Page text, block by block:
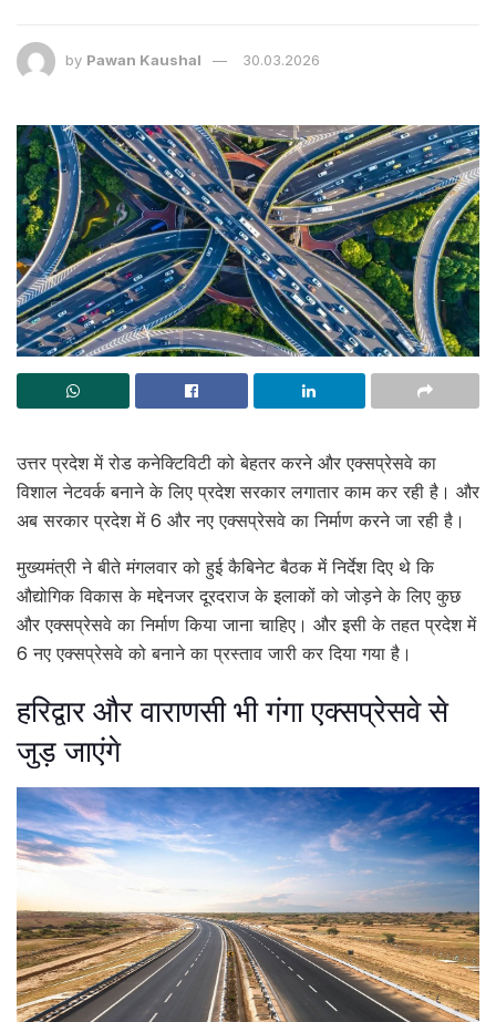
by Pawan Kaushal 30.03.2026
उत्तर प्रदेश में रोड कनेक्टिविटी को बेहतर करने और एक्सप्रेसवे का
विशाल नेटवर्क बनाने के लिए प्रदेश सरकार लगातार काम कर रही है। और
अब सरकार प्रदेश में 6 और नए एक्सप्रेसवे का निर्माण करने जा रही है।
मुख्यमंत्री ने बीते मंगलवार को हुई कैबिनेट बैठक में निर्देश दिए थे कि
औद्योगिक विकास के मद्देनजर दूरदराज के इलाकों को जोड़ने के लिए कुछ
और एक्सप्रेसवे का निर्माण किया जाना चाहिए। और इसी के तहत प्रदेश में
6 नए एक्सप्रेसवे को बनाने का प्रस्ताव जारी कर दिया गया है।
हरिद्वार और वाराणसी भी गंगा एक्सप्रेसवे से
जुड़ जाएंगे